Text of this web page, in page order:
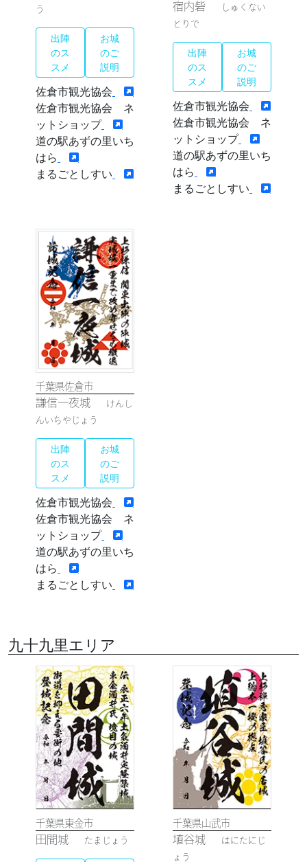
Spot Tour デジタルスタンプラ
リー
千葉県の御城印
お知らせ
う
出陣
のス
スメ
お城
のご
説明
佐倉市観光協会
佐倉市観光協会 ネ
ットショップ
道の駅あずの里いち
はら
まるごとしすい
宿内砦
しゅくない
とりで
出陣
のス
スメ
お城
のご
説明
佐倉市観光協会
佐倉市観光協会 ネ
ットショップ
道の駅あずの里いち
はら
まるごとしすい
千葉県佐倉市
謙信一夜城
けんし
んいちやじょう
出陣
のス
スメ
お城
のご
説明
佐倉市観光協会
佐倉市観光協会 ネ
ットショップ
道の駅あずの里いち
はら
まるごとしすい
九十九里エリア
千葉県東金市
田間城 たまじょう
千葉県山武市
埴谷城
はにたにじ
ょう